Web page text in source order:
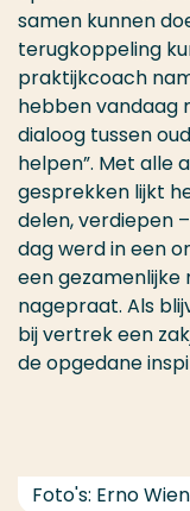
samen kunnen
terugkoppeling
praktijkcoach
hebben vandaag
dialoog tussen
helpen”. Met alle
gesprekken lijkt
delen, verdiepen
dag werd in een
een gezamenlijke
nagepraat. Als
bij vertrek een
de opgedane
Foto's: Erno